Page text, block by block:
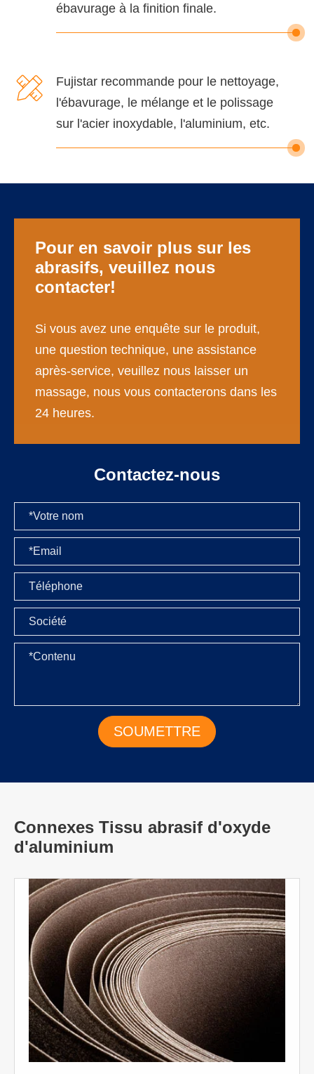
ébavurage à la finition finale.

Fujistar recommande pour le nettoyage,
l'ébavurage, le mélange et le polissage
sur l'acier inoxydable, l'aluminium, etc.
Pour en savoir plus sur les
abrasifs, veuillez nous
contacter!
Si vous avez une enquête sur le produit,
une question technique, une assistance
après-service, veuillez nous laisser un
massage, nous vous contacterons dans les
24 heures.
Contactez-nous
Connexes Tissu abrasif d'oxyde
d'aluminium